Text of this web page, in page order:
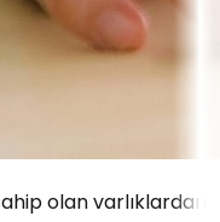
olan varlıklardan